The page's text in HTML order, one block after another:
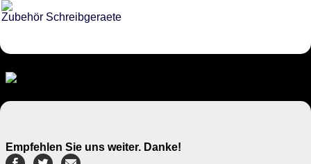
Zubehör Schreibgeraete
Empfehlen Sie uns weiter. Danke!